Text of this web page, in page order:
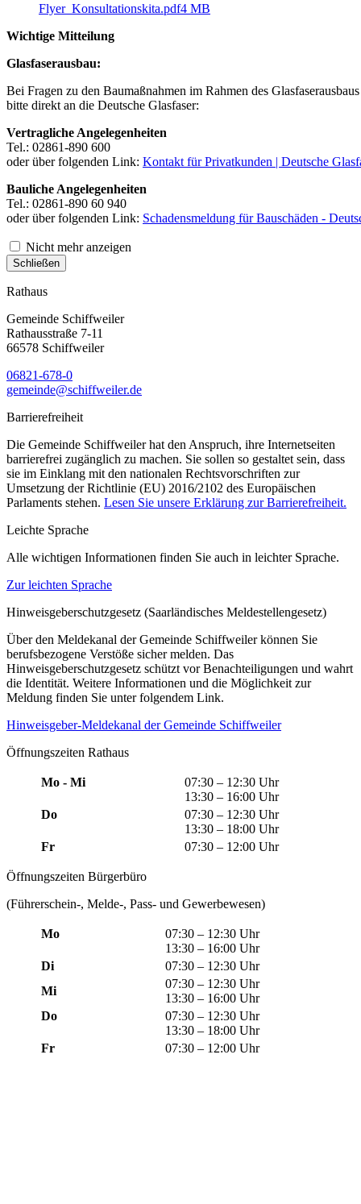
Flyer_Konsultationskita.pdf4 MB
Wichtige Mitteilung
Glasfaserausbau:
Bei Fragen zu den Baumaßnahmen im Rahmen des
bitte direkt an die Deutsche Glasfaser:
Vertragliche Angelegenheiten
Tel.: 02861-890 600
oder über folgenden Link: Kontakt für Privatkunden | Deutsche
Bauliche Angelegenheiten
Tel.: 02861-890 60 940
oder über folgenden Link: Schadensmeldung für Bauschäden -
Nicht mehr anzeigen
Schließen
Rathaus
Gemeinde Schiffweiler
Rathausstraße 7-11
66578 Schiffweiler
06821-678-0
gemeinde@schiffweiler.de
Barrierefreiheit
Die Gemeinde Schiffweiler hat den Anspruch, ihre Internetseiten
barrierefrei zugänglich zu machen. Sie sollen so gestaltet sein, dass
sie im Einklang mit den nationalen Rechtsvorschriften zur
Umsetzung der Richtlinie (EU) 2016/2102 des Europäischen
Parlaments stehen. Lesen Sie unsere Erklärung zur Barrierefreiheit.
Leichte Sprache
Alle wichtigen Informationen finden Sie auch in leichter Sprache.
Zur leichten Sprache
Hinweisgeberschutzgesetz (Saarländisches Meldestellengesetz)
Über den Meldekanal der Gemeinde Schiffweiler können Sie
berufsbezogene Verstöße sicher melden. Das
Hinweisgeberschutzgesetz schützt vor Benachteiligungen und wahrt
die Identität. Weitere Informationen und die Möglichkeit zur
Meldung finden Sie unter folgendem Link.
Hinweisgeber-Meldekanal der Gemeinde Schiffweiler
Öffnungszeiten Rathaus
Mo - Mi
07:30 – 12:30 Uhr
13:30 – 16:00 Uhr
Do
07:30 – 12:30 Uhr
13:30 – 18:00 Uhr
Fr
07:30 – 12:00 Uhr
Öffnungszeiten Bürgerbüro
(Führerschein-, Melde-, Pass- und Gewerbewesen)
Mo
07:30 – 12:30 Uhr
13:30 – 16:00 Uhr
Di
07:30 – 12:30 Uhr
Mi
07:30 – 12:30 Uhr
13:30 – 16:00 Uhr
Do
07:30 – 12:30 Uhr
13:30 – 18:00 Uhr
Fr
07:30 – 12:00 Uhr